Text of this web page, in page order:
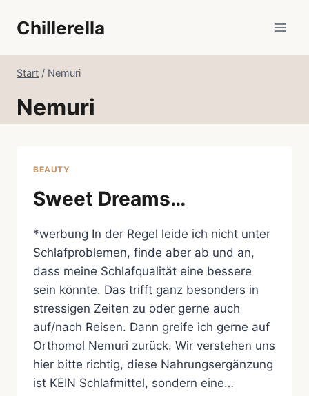
InhaltChillerella
Start / Nemuri
Nemuri
BEAUTY
Sweet Dreams…
*werbung In der Regel leide ich nicht unter
Schlafproblemen, finde aber ab und an,
dass meine Schlafqualität eine bessere
sein könnte. Das trifft ganz besonders in
stressigen Zeiten zu oder gerne auch
auf/nach Reisen. Dann greife ich gerne auf
Orthomol Nemuri zurück. Wir verstehen uns
hier bitte richtig, diese Nahrungsergänzung
ist KEIN Schlafmittel, sondern eine…